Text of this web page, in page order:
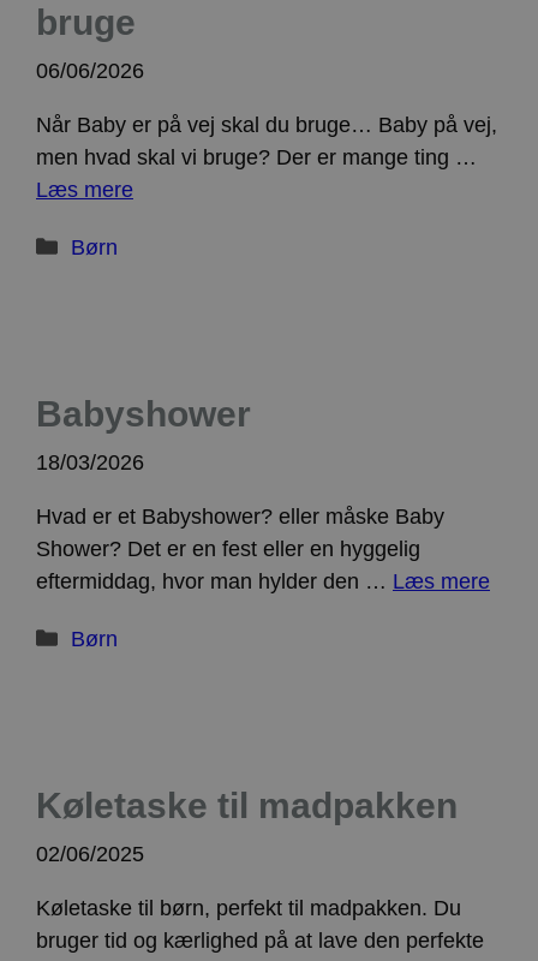
bruge
06/06/2026
Når Baby er på vej skal du bruge… Baby på vej,
men hvad skal vi bruge? Der er mange ting …
Læs mere
Kategorier
Børn
Babyshower
18/03/2026
Hvad er et Babyshower? eller måske Baby
Shower? Det er en fest eller en hyggelig
eftermiddag, hvor man hylder den … Læs mere
Kategorier
Børn
Køletaske til madpakken
02/06/2025
Køletaske til børn, perfekt til madpakken. Du
bruger tid og kærlighed på at lave den perfekte